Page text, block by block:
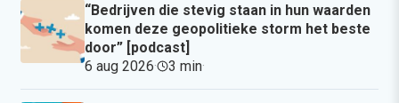
“Bedrijven die stevig staan in hun waarden
komen deze geopolitieke storm het beste
door” [podcast]
6 aug 2026· 3 min·